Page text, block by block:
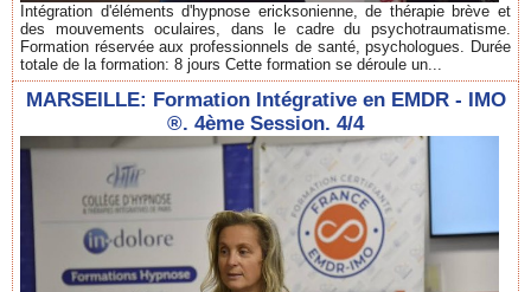
Intégration d'éléments d'hypnose ericksonienne, de thérapie brève et
des mouvements oculaires, dans le cadre du psychotraumatisme.
Formation réservée aux professionnels de santé, psychologues. Durée
totale de la formation: 8 jours Cette formation se déroule un...
MARSEILLE: Formation Intégrative en EMDR - IMO
®. 4ème Session. 4/4